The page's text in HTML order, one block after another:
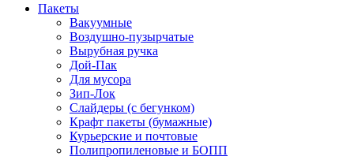
Пакеты
Вакуумные
Воздушно-пузырчатые
Вырубная ручка
Дой-Пак
Для мусора
Зип-Лок
Слайдеры (с бегунком)
Крафт пакеты (бумажные)
Курьерские и почтовые
Полипропиленовые и БОПП